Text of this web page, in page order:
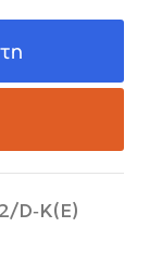
D‐K(E)